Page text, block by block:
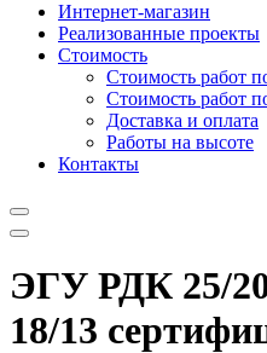
Интернет-магазин
Реализованные проекты
Стоимость
Стоимость работ
Стоимость работ
Доставка и оплата
Работы на высоте
Контакты
ЭГУ РДК 25/
18/13